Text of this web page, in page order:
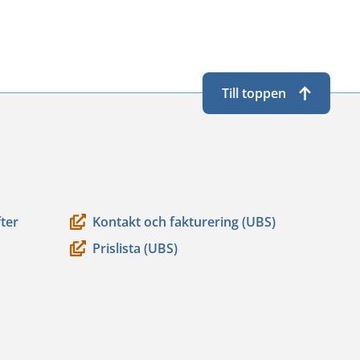
annan
Kontakt och fakturering (UBS)
Prislista (UBS)
Till toppen